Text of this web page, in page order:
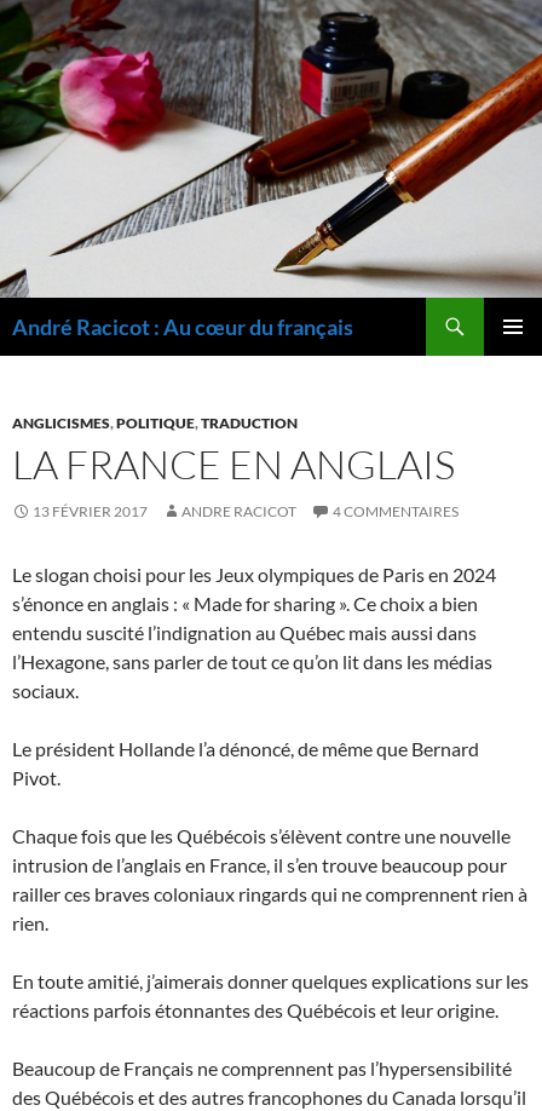
André Racicot : Au cœur du français
ANGLICISMES,POLITIQUE,TRADUCTION
LA FRANCE EN ANGLAIS
13 FÉVRIER 2017 ANDRE RACICOT 4 COMMENTAIRES
Le slogan choisi pour les Jeux olympiques de Paris en 2024
s’énonce en anglais : « Made for sharing ». Ce choix a bien
entendu suscité l’indignation au Québec mais aussi dans
l’Hexagone, sans parler de tout ce qu’on lit dans les médias
sociaux.
Le président Hollande l’a dénoncé, de même que Bernard
Pivot.
Chaque fois que les Québécois s’élèvent contre une nouvelle
intrusion de l’anglais en France, il s’en trouve beaucoup pour
railler ces braves coloniaux ringards qui ne comprennent rien à
rien.
En toute amitié, j’aimerais donner quelques explications sur les
réactions parfois étonnantes des Québécois et leur origine.
Beaucoup de Français ne comprennent pas l’hypersensibilité
des Québécois et des autres francophones du Canada lorsqu’il